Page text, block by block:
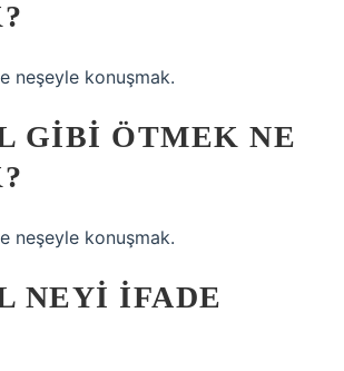
neşeyle konuşmak.
GIBI ÖTMEK NE
neşeyle konuşmak.
NEYI IFADE